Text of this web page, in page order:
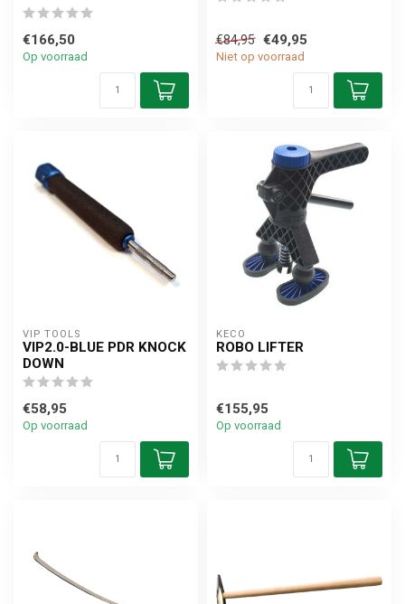
€166,50
Op voorraad
€84,95 €49,95
Niet op voorraad
VIP TOOLS
VIP2.0-BLUE PDR KNOCK
DOWN
€58,95
Op voorraad
KECO
ROBO LIFTER
€155,95
Op voorraad